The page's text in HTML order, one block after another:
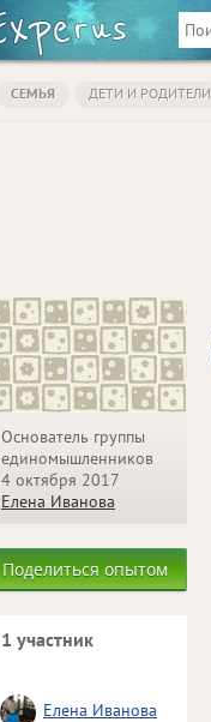
СЕМЬЯ ДЕТИ И РОДИТЕЛИ
Основатель группы
единомышленников
4 октября 2017
Елена Иванова
Поделиться опытом
1 участник
Елена Иванова